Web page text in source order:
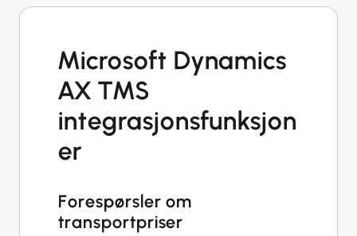
Microsoft Dynamics
AX TMS
integrasjonsfunksjon
er
Forespørsler om
transportpriser